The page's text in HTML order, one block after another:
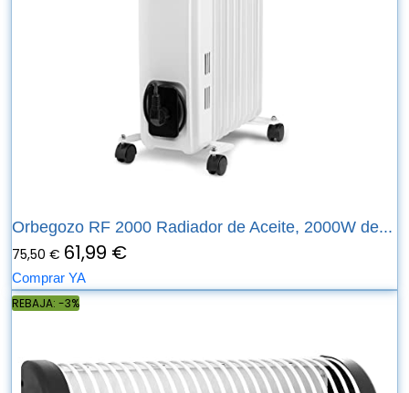
Orbegozo RF 2000 Radiador de Aceite, 2000W de...
75,50 € 61,99 €
Comprar YA
REBAJA: -3%